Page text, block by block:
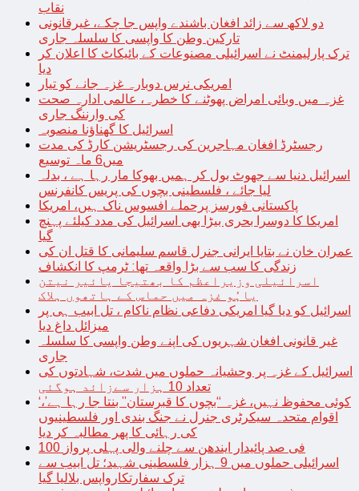
نقاب
دو لاکھ سے زائد افغان باشندے واپس جا چکے، غیرقانونی
تارکین وطن کا واپسی کا سلسلہ جاری
ترک پارلیمنٹ نے اسرائیلی مصنوعات کے بائیکاٹ کا اعلان کر
دیا
امریکی نرس دوبارہ غزہ جانے کو تیار
غزہ میں وبائی امراض پھوٹنے کا خطرہ، عالمی ادارہ صحت
کی وارننگ جاری
اسرائیل کا گھناؤنا منصوبہ
رجسٹرڈ افغان مہاجرین کی رجسٹریشن کارڈ کی مدت
میں6 ماہ توسیع
اسرائیل دنیا سے جھوٹ بول کر ہمیں بھوکا مار رہا ہے ، بدلہ
لیا جائے ، فلسطینی بچوں کی پریس کانفرنس
پاکستانی فورسز پرحملے افسوس ناک ہیں، امریکا
امریکا کا دوسرا بحری بیڑا بھی اسرائیل کی مدد کیلئے پہنچ
گیا
عمران خان نے بتایا ایرانی جنرل قاسم سلیمانی کا قتل ان کی
زندگی کا سب سے بڑا واقعہ تھا: ٹرمپ کا انکشاف
اسرائیلی وزیراعظم کا بھتیجا یائیر نیتن
یاہُو غزہ میں حماس کے ہاتھوں ہلاک
اسرائیل کو دیا گیا امریکی دفاعی نظام ناکام ، تل ابیب ہی پر
میزائل داغ دیا
غیر قانونی افغان شہریوں کی اپنے وطن واپسی کا سلسلہ
جاری
اسرائیل کے غزہ پر وحشیانہ حملوں میں شدت، شہادتوں کی
تعداد 10 ہزار سےزائد ہوگئی
‘کوئی محفوظ نہیں، غزہ “بچوں کا قبرستان” بنتا جا رہا ہے’،
اقوام متحدہ سیکرٹری جنرل نے جنگ بندی اور فلسطینیوں
کی رہائی کا پھر مطالبہ کر دیا
100 فی صد پائیدار ایندھن سے چلنے والی پہلی پرواز
اسرائیلی حملوں میں 9 ہزار فلسطینی شہید؛ تل ابیب سے
ترک سفارتکارواپس بلالیا گیا